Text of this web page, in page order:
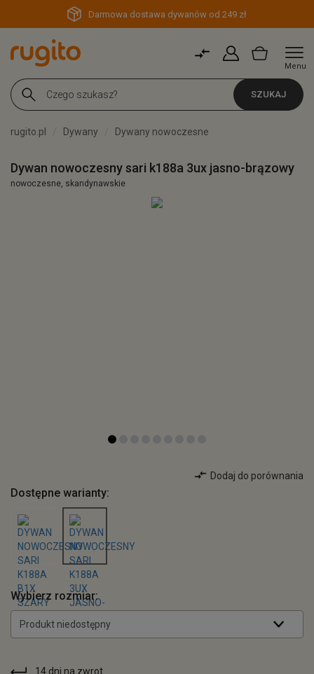
Darmowa dostawa dywanów od 249 zł
Menu
SZUKAJ
rugito.pl Dywany Dywany nowoczesne
Dywan nowoczesny sari k188a 3ux jasno-brązowy
nowoczesne, skandynawskie
Dodaj do porównania
Dostępne warianty:
Wybierz rozmiar:
Produkt niedostępny
14 dni na zwrot